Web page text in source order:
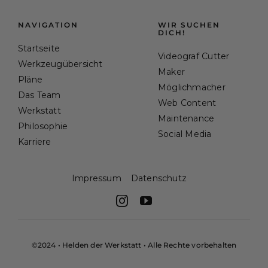
NAVIGATION
Startseite
Werkzeugübersicht
Pläne
Das Team
Werkstatt
Philosophie
Karriere
WIR SUCHEN
DICH!
Videograf Cutter
Maker
Möglichmacher
Web Content
Maintenance
Social Media
Impressum Datenschutz
©2024 • Helden der Werkstatt • Alle Rechte vorbehalten